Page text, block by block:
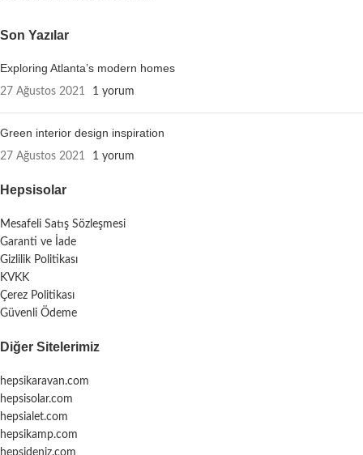
Son Yazılar
Exploring Atlanta’s modern homes
27 Ağustos 2021 1 yorum
Green interior design inspiration
27 Ağustos 2021 1 yorum
Hepsisolar
Mesafeli Satış Sözleşmesi
Garanti ve İade
Gizlilik Politikası
KVKK
Çerez Politikası
Güvenli Ödeme
Diğer Sitelerimiz
hepsikaravan.com
hepsisolar.com
hepsialet.com
hepsikamp.com
hepsideniz.com